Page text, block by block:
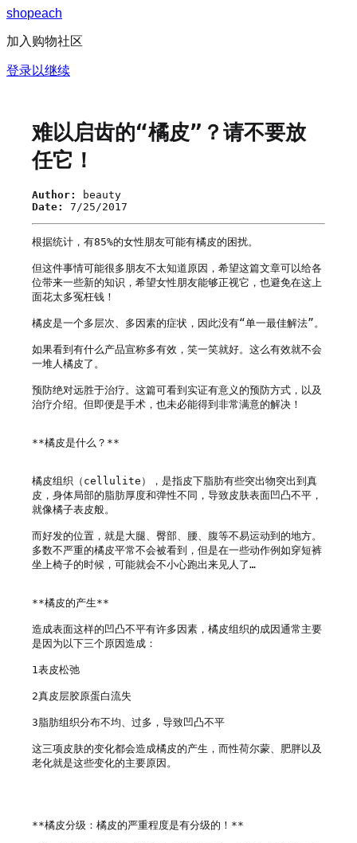
shopeach
加入购物社区
登录以继续
难以启齿的“橘皮”？请不要放
任它！
Author:
beauty
Date:
7/25/2017
根据统计，有85%的女性朋友可能有橘皮的困扰。
但这件事情可能很多朋友不太知道原因，希望这篇文章可以给各
位带来一些新的知识，希望女性朋友能够正视它，也避免在这上
面花太多冤枉钱！
橘皮是一个多层次、多因素的症状，因此没有“单一最佳解法”。
如果看到有什么产品宣称多有效，笑一笑就好。这么有效就不会
一堆人橘皮了。
预防绝对远胜于治疗。这篇可看到实证有意义的预防方式，以及
治疗介绍。但即便是手术，也未必能得到非常满意的解决！
**橘皮是什么？**
橘皮组织（cellulite），是指皮下脂肪有些突出物突出到真
皮，身体局部的脂肪厚度和弹性不同，导致皮肤表面凹凸不平，
就像橘子表皮般。
而好发的位置，就是大腿、臀部、腰、腹等不易运动到的地方。
多数不严重的橘皮平常不会被看到，但是在一些动作例如穿短裤
坐上椅子的时候，可能就会不小心跑出来见人了…
**橘皮的产生**
造成表面这样的凹凸不平有许多因素，橘皮组织的成因通常主要
是因为以下三个原因造成：
1表皮松弛
2真皮层胶原蛋白流失
3脂肪组织分布不均、过多，导致凹凸不平
这三项皮肤的变化都会造成橘皮的产生，而性荷尔蒙、肥胖以及
老化就是这些变化的主要原因。
**橘皮分级：橘皮的严重程度是有分级的！**